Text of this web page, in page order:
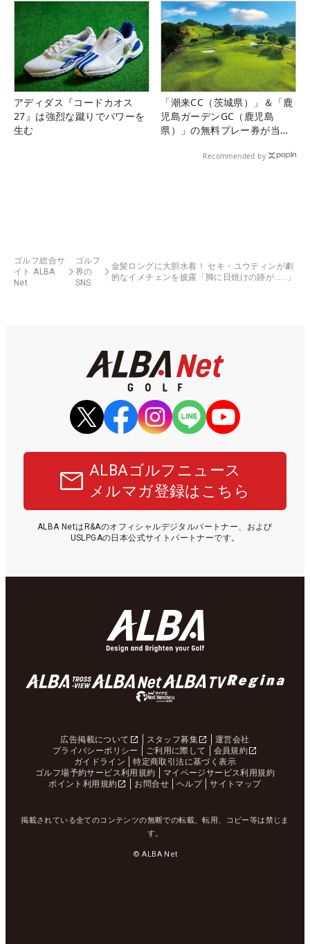
アディダス『コードカオス
27』は強烈な蹴りでパワーを
生む
「潮来CC（茨城県）」＆「鹿
児島ガーデンGC（鹿児島
県）」の無料プレー券が当た
Recommended by
ゴルフ総合サ
イト ALBA
Net
ゴルフ
界の
SNS
金髪ロングに大胆水着！ セキ・ユウティンが劇
的なイメチェンを披露「脚に日焼けの跡が……」
ALBAゴルフニュース
メルマガ登録はこちら
ALBA NetはR&Aのオフィシャルデジタルパートナー、および
USLPGAの日本公式サイトパートナーです。
広告掲載について スタッフ募集
運営会社
プライバシーポリシー
ご利用に際して
会員規約
ガイドライン
特定商取引法に基づく表示
ゴルフ場予約サービス利用規約
マイページサービス利用規約
ポイント利用規約
お問合せ ヘルプ サイトマップ
掲載されている全てのコンテンツの無断での転載、転用、コピー等は禁じま
す。
© ALBA Net